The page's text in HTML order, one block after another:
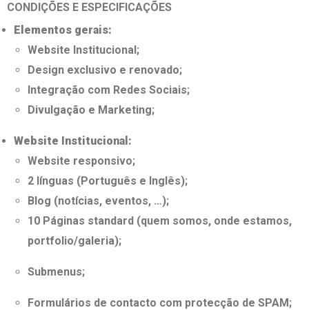
CONDIÇÕES E ESPECIFICAÇÕES
Elementos gerais:
Website Institucional;
Design exclusivo e renovado;
Integração com Redes Sociais;
Divulgação e Marketing;
Website Institucional:
Website responsivo;
2 línguas (Português e Inglês);
Blog (notícias, eventos, …);
10 Páginas standard (quem somos, onde estamos,
portfolio/galeria);
Submenus;
Formulários de contacto com protecção de SPAM;